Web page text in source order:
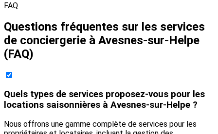
FAQ
Questions fréquentes sur les services
de conciergerie à Avesnes-sur-Helpe
(FAQ)
Quels types de services proposez-vous pour les
locations saisonnières à Avesnes-sur-Helpe ?
Nous offrons une gamme complète de services pour les